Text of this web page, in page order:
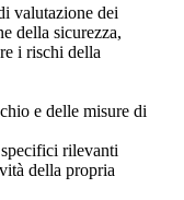
valutazione dei
della sicurezza,
i rischi della
e delle misure di
rilevanti
della propria